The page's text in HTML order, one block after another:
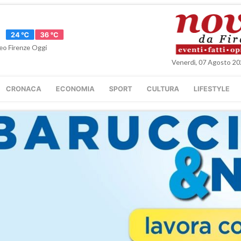
24 °C
36 °C
Firenze Oggi
Venerdì, 07 Agosto
CRONACA ECONOMIA SPORT CULTURA LIFESTYLE